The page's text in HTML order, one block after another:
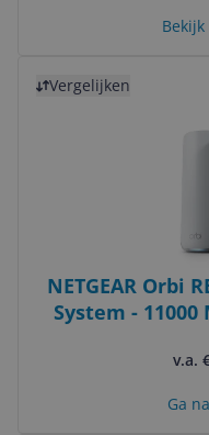
Vergelijken
NETGEAR Orbi
System - 11000
v.a.
Ga